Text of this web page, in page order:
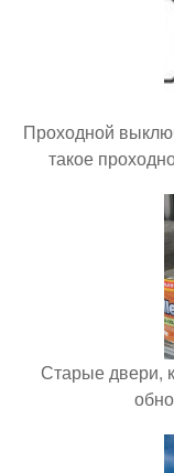
Проходной
такое
Старые двери,